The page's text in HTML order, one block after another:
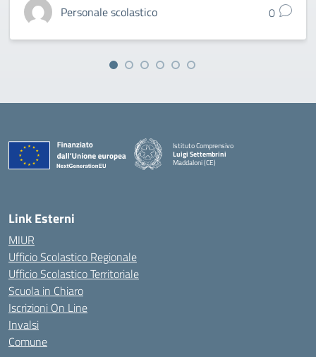
Personale scolastico 0
Istituto Comprensivo
Luigi Settembrini
Maddaloni (CE)
Link Esterni
MIUR
Ufficio Scolastico Regionale
Ufficio Scolastico Territoriale
Scuola in Chiaro
Iscrizioni On Line
Invalsi
Comune